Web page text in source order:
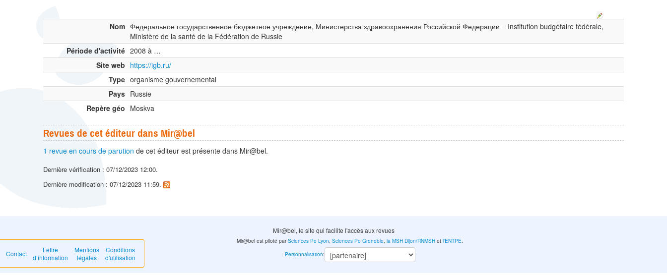
Nom Федеральное государственное бюджетное учреждение, Министерства здравоохранения Российской Федерации = Institution budgétaire fédérale,
Ministère de la santé de la Fédération de Russie
Période d'activité 2008 à …
Site web https://igb.ru/
Type organisme gouvernemental
Pays Russie
Repère géo Moskva
Revues de cet éditeur dans Mir@bel
1 revue en cours de parution de cet éditeur est présente dans Mir@bel.
Dernière vérification : 07/12/2023 12:00.
Dernière modification : 07/12/2023 11:59.
Mir@bel, le site qui facilite l'accès aux revues
Contact
Lettre
d’information
Mentions
légales
Conditions
d'utilisation
Mir@bel est piloté parSciences Po Lyon,Sciences Po Grenoble,la MSH Dijon/RNMSH etl'ENTPE.
Personnalisation: